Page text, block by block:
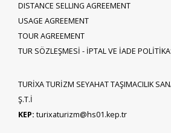
DISTANCE SELLING AGREEMENT
USAGE AGREEMENT
TOUR AGREEMENT
TUR SÖZLEŞMESİ - İPTAL VE İADE
TURİXA TURİZM SEYAHAT TAŞIMACILIK
Ş.T.İ
KEP: turixaturizm@hs01.kep.tr